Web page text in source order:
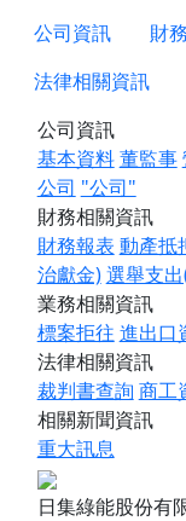
公司資訊 財
法律相關資訊
公司資訊
基本資料董監事
公司 "公司"
財務相關資訊
財務報表 動產抵
治獻金)選舉支
業務相關資訊
標案拒往 進出口
法律相關資訊
裁判書查詢 商工
相關新聞資訊
重大訊息
日集綠能股份有